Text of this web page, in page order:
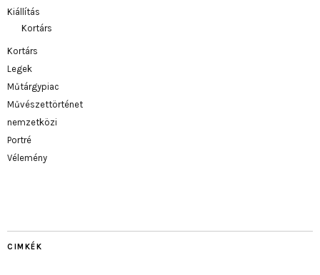
Kiállítás
Kortárs
Kortárs
Legek
Műtárgypiac
Művészettörténet
nemzetközi
Portré
Vélemény
CIMKÉK